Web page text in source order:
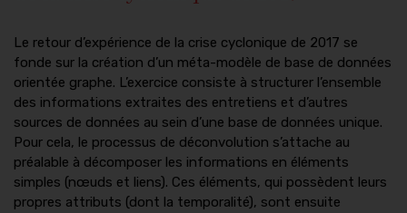
Le retour d’expérience de la crise cyclonique de 2017 se
fonde sur la création d’un méta-modèle de base de données
orientée graphe. L’exercice consiste à structurer l’ensemble
des informations extraites des entretiens et d’autres
sources de données au sein d’une base de données unique.
Pour cela, le processus de déconvolution s’attache au
préalable à décomposer les informations en éléments
simples (nœuds et liens). Ces éléments, qui possèdent leurs
propres attributs (dont la temporalité), sont ensuite